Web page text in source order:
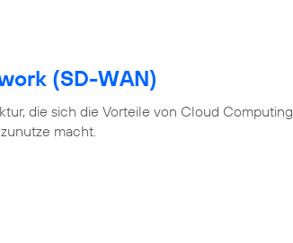
(SD-WAN)
die sich die Vorteile von Cloud Computing
macht.